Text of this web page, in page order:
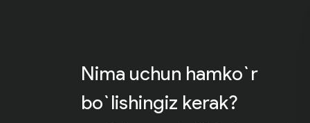
Nima uchun hamko`r
bo`lishingiz kerak?